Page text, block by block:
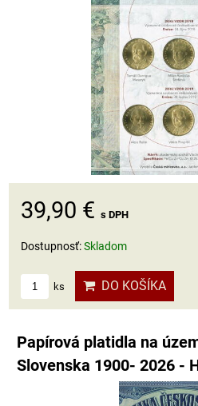
39,90 € s DPH
Dostupnosť:Skladom
ks DO KOŠÍKA
Papírová platidla na
Slovenska 1900- 2026 -